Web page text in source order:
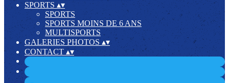
SPORTS ▴▾
SPORTS
SPORTS MOINS DE 6 ANS
MULTISPORTS
GALERIES PHOTOS ▴▾
CONTACT ▴▾